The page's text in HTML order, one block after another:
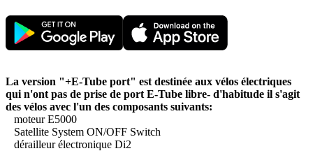
La version "+E-Tube port" est destinée aux vélos électriques
qui n'ont pas de prise de port E-Tube libre- d'habitude il s'agit
des vélos avec l'un des composants suivants:
moteur E5000
Satellite System ON/OFF Switch
dérailleur électronique Di2